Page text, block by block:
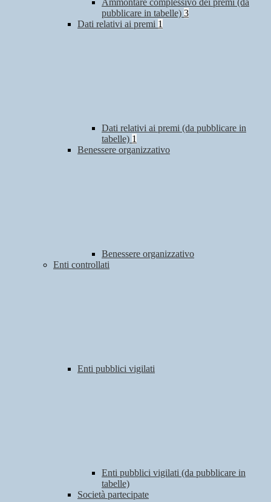
Ammontare complessivo dei premi (da
pubblicare in tabelle) 3
Dati relativi ai premi 1
Dati relativi ai premi (da pubblicare in
tabelle) 1
Benessere organizzativo
Benessere organizzativo
Enti controllati
Enti pubblici vigilati
Enti pubblici vigilati (da pubblicare in
tabelle)
Società partecipate